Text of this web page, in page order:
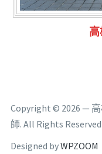
Copyright © 2026 —
師. All Rights Reserved
Designed byWPZOOM